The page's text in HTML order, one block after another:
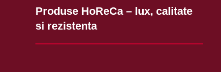
Produse HoReCa – lux, calitate
si rezistenta